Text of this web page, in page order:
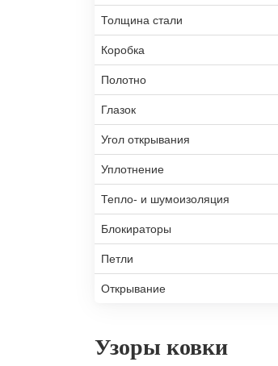
Толщина стали
Коробка
Полотно
Глазок
Угол открывания
Уплотнение
Тепло- и шумоизоляция
Блокираторы
Петли
Открывание
Узоры ковки